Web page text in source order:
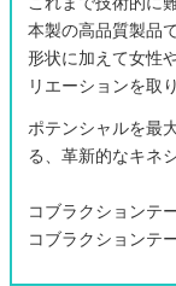
本製の高品質製品
形状に加えて女性
リエーションを取
ポテンシャルを最
る、革新的なキネ
コブラクションテ
コブラクションテ